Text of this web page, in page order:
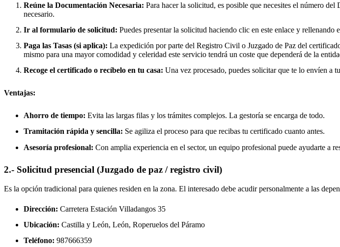
Reúne la Documentación Necesaria: Para hacer la solicitud, es posible que necesites el número
necesario.
Ir al formulario de solicitud: Puedes presentar la solicitud haciendo clic en este enlace y rellenando
Paga las Tasas (si aplica): La expedición por parte del Registro Civil o Juzgado de Paz del
mismo para una mayor comodidad y celeridad este servicio tendrá un coste que dependerá de la
Recoge el certificado o recíbelo en tu casa: Una vez procesado, puedes solicitar que te lo envíen a
Ventajas:
Ahorro de tiempo: Evita las largas filas y los trámites complejos. La gestoría se encarga de todo.
Tramitación rápida y sencilla: Se agiliza el proceso para que recibas tu certificado cuanto antes.
Asesoría profesional: Con amplia experiencia en el sector, un equipo profesional puede ayudarte a
2.- Solicitud presencial (Juzgado de paz / registro civil)
Es la opción tradicional para quienes residen en la zona. El interesado debe acudir personalmente a las
Dirección: Carretera Estación Villadangos 35
Ubicación: Castilla y León, León, Roperuelos del Páramo
Teléfono: 987666359